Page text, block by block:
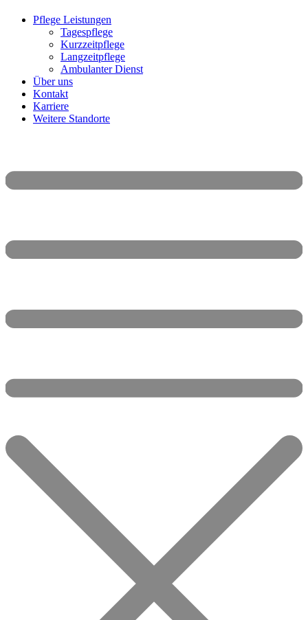
Pflege Leistungen
Tagespflege
Kurzzeitpflege
Langzeitpflege
Ambulanter Dienst
Über uns
Kontakt
Karriere
Weitere Standorte